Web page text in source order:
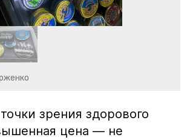
зрения здорового
цена — не